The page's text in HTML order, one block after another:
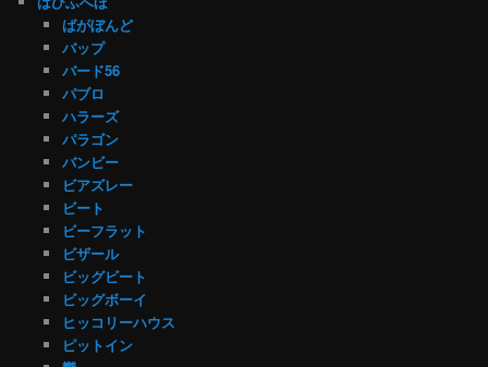
ばがぼんど
バップ
バード56
パブロ
ハラーズ
パラゴン
バンビー
ビアズレー
ビート
ビーフラット
ビザール
ビッグビート
ビッグボーイ
ヒッコリーハウス
ピットイン